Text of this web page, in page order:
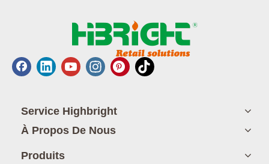
Service Highbright
À Propos De Nous
Produits